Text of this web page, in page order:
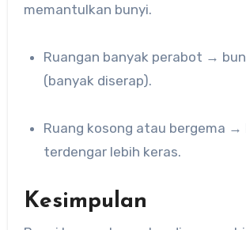
memantulkan bunyi.
Ruangan banyak perabot → bunyi lebih pelan
(banyak diserap).
Ruang kosong atau bergema → bunyi bisa
terdengar lebih keras.
Kesimpulan